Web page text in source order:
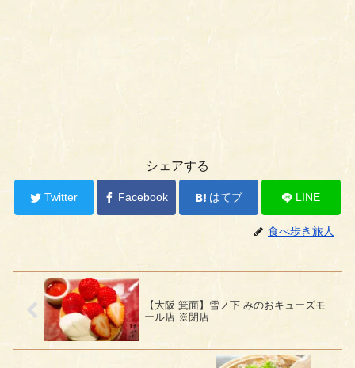
シェアする
Twitter Facebook はてブ LINE
食べ歩き旅人
【大阪 箕面】雪ノ下 みのおキューズモ
ール店 ※閉店